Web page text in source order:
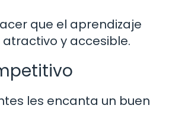
que el aprendizaje
y accesible.
les encanta un buen